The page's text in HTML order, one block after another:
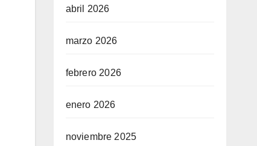
abril 2026
marzo 2026
febrero 2026
enero 2026
noviembre 2025